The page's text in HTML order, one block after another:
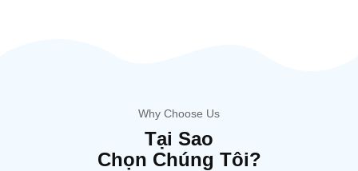
Why Choose Us
Tại Sao
Chọn Chúng Tôi?